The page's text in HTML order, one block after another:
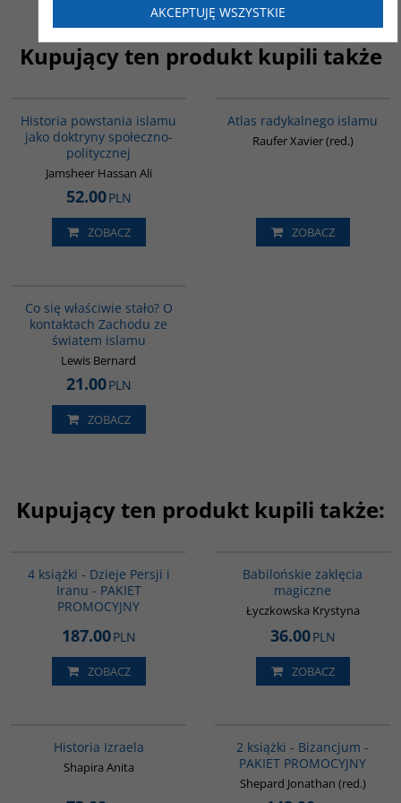
Kupujący ten produkt kupili także
Historia powstania islamu
jako doktryny społeczno-
politycznej
Jamsheer Hassan Ali
52.00PLN
ZOBACZ
Atlas radykalnego islamu
Raufer Xavier (red.)
ZOBACZ
Co się właściwie stało? O
kontaktach Zachodu ze
światem islamu
Lewis Bernard
21.00PLN
ZOBACZ
Kupujący ten produkt kupili także:
4 książki - Dzieje Persji i
Iranu - PAKIET
PROMOCYJNY
187.00PLN
ZOBACZ
Babilońskie zaklęcia
magiczne
Łyczkowska Krystyna
36.00PLN
ZOBACZ
Historia Izraela
Shapira Anita
2 książki - Bizancjum -
PAKIET PROMOCYJNY
Shepard Jonathan (red.)
AKCEPTUJĘ WSZYSTKIE